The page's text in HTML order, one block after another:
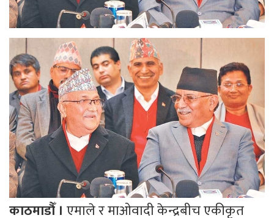
काठमाडौँ । एमाले र माओवादी केन्द्रबीच एकीकृत